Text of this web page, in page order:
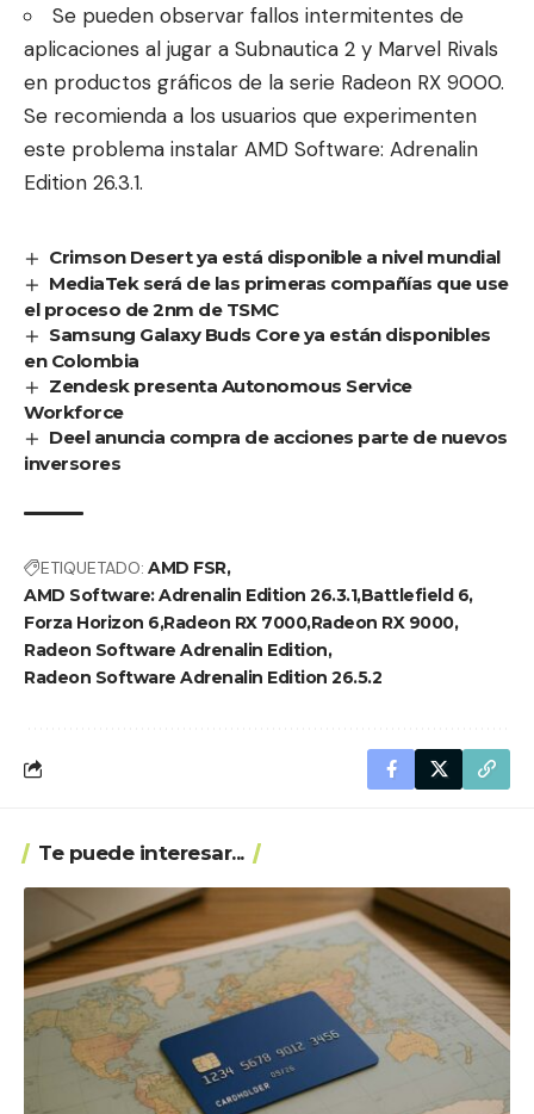
Se pueden observar fallos intermitentes de
aplicaciones al jugar a Subnautica 2 y Marvel Rivals
en productos gráficos de la serie Radeon RX 9000.
Se recomienda a los usuarios que experimenten
este problema instalar AMD Software: Adrenalin
Edition 26.3.1.
Crimson Desert ya está disponible a nivel mundial
MediaTek será de las primeras compañías que use
el proceso de 2nm de TSMC
Samsung Galaxy Buds Core ya están disponibles
en Colombia
Zendesk presenta Autonomous Service
Workforce
Deel anuncia compra de acciones parte de nuevos
inversores
ETIQUETADO: AMD FSR
AMD Software: Adrenalin Edition 26.3.1Battlefield 6
Forza Horizon 6 Radeon RX 7000Radeon RX 9000
Radeon Software Adrenalin Edition
Radeon Software Adrenalin Edition 26.5.2
Te puede interesar...